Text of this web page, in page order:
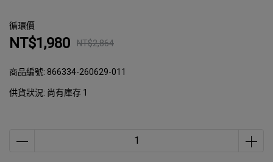
循環價
NT$1,980 NT$2,864
商品編號:866334-260629-011
供貨狀況: 尚有庫存 1